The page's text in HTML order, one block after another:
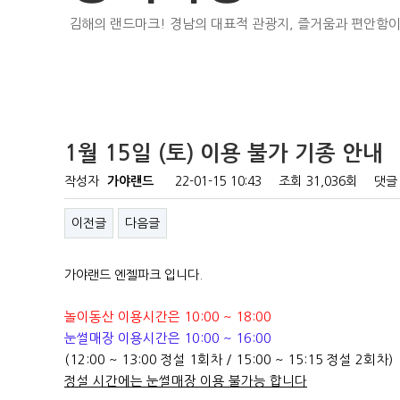
김해의 랜드마크! 경남의 대표적 관광지, 즐거움과 편안함
1월 15일 (토) 이용 불가 기종 안내
작성자 가야랜드 22-01-15 10:43 조회 31,036회 댓글
이전글 다음글
가야랜드 엔젤파크 입니다.
놀이동산 이용시간은 10:00 ~ 18:00
눈썰매장 이용시간은 10:00 ~ 16:00
(12:00 ~ 13:00 정설 1회차 / 15:00 ~ 15:15 정설 2회차)
정설 시간에는 눈썰매장 이용 불가능 합니다